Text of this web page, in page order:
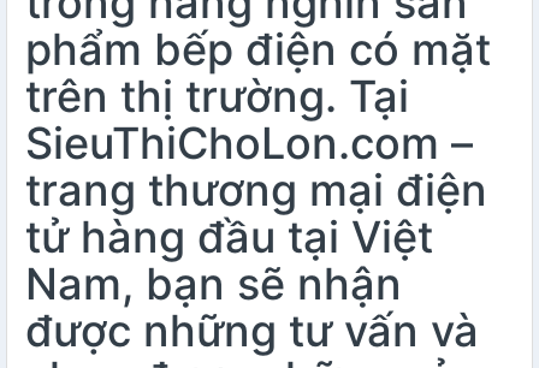
phẩm bếp điện có mặt
trên thị trường. Tại
SieuThiChoLon.com –
trang thương mại điện
tử hàng đầu tại Việt
Nam, bạn sẽ nhận
được những tư vấn và